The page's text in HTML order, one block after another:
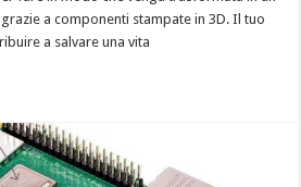
a componenti stampate in 3D. Il tuo
a salvare una vita